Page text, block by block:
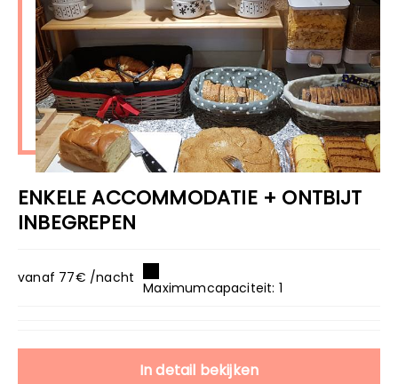
ENKELE ACCOMMODATIE + ONTBIJT
INBEGREPEN
vanaf 77€ /nacht
Maximumcapaciteit: 1
In detail bekijken